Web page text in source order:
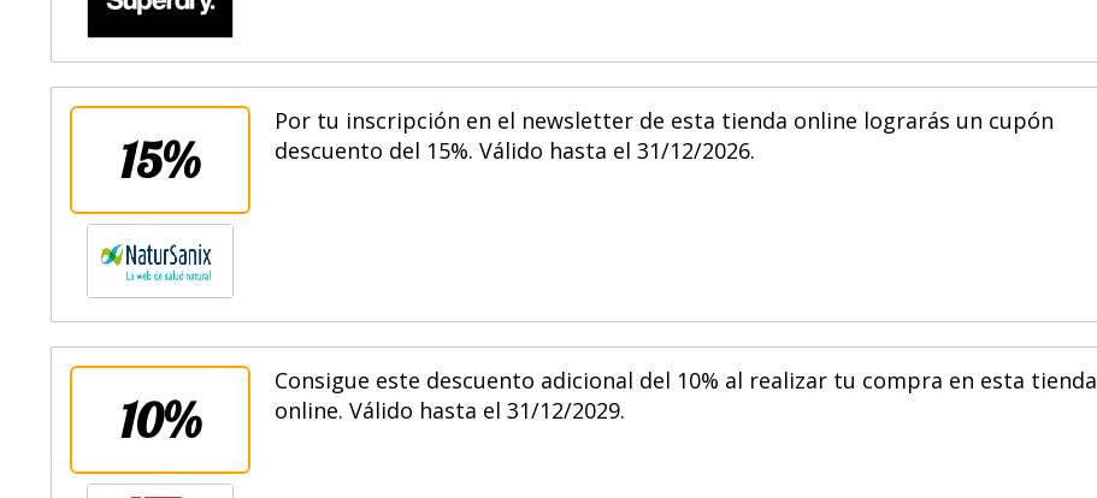
15%
Por tu inscripción en el newsletter de esta tienda online lograrás un cupón
descuento del 15%. Válido hasta el 31/12/2026.
10%
Consigue este descuento adicional del 10% al realizar tu compra en esta tienda
online. Válido hasta el 31/12/2029.